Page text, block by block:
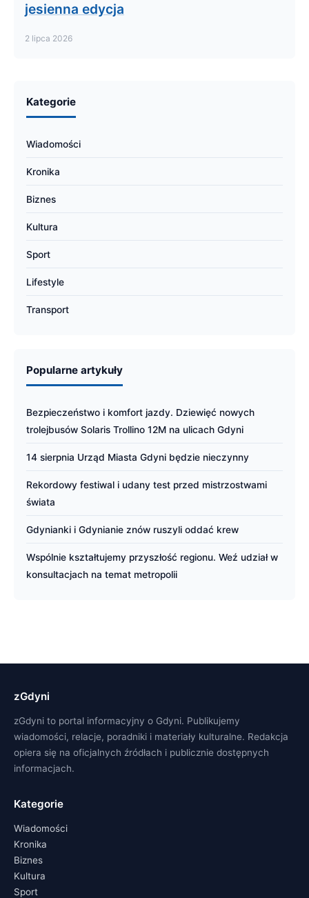
jesienna edycja
2 lipca 2026
Kategorie
Wiadomości
Kronika
Biznes
Kultura
Sport
Lifestyle
Transport
Popularne artykuły
Bezpieczeństwo i komfort jazdy. Dziewięć nowych
trolejbusów Solaris Trollino 12M na ulicach Gdyni
14 sierpnia Urząd Miasta Gdyni będzie nieczynny
Rekordowy festiwal i udany test przed mistrzostwami
świata
Gdynianki i Gdynianie znów ruszyli oddać krew
Wspólnie kształtujemy przyszłość regionu. Weź udział w
konsultacjach na temat metropolii
zGdyni
zGdyni to portal informacyjny o Gdyni. Publikujemy
wiadomości, relacje, poradniki i materiały kulturalne. Redakcja
opiera się na oficjalnych źródłach i publicznie dostępnych
informacjach.
Kategorie
Wiadomości
Kronika
Biznes
Kultura
Sport